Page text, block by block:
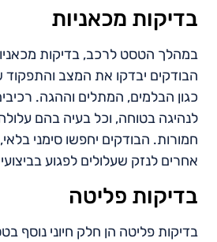
בדיקות מכאניות
במהלך הטסט לרכב, בדיקות
הבודקים יבדקו את המצב והתפקוד
כגון הבלמים, המתלים וההגה.
לנהיגה בטוחה, וכל בעיה בהם
חמורות. הבודקים יחפשו סימני
אחרים לנזק שעלולים לפגוע
בדיקות פליטה
בדיקות פליטה הן חלק חיוני נוסף